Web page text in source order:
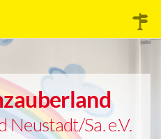
Sa. e.V.